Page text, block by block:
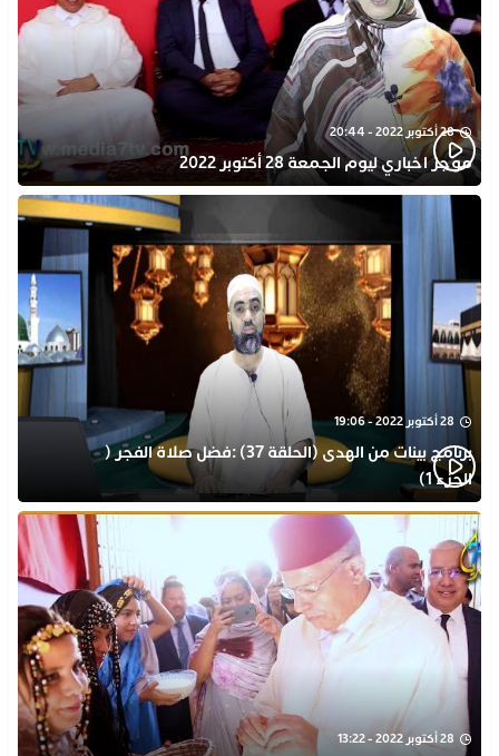
28 أكتوبر 2022 - 20:44
موجز اخباري ليوم الجمعة 28 أكتوبر 2022
28 أكتوبر 2022 - 19:06
برنامج بينات من الهدى (الحلقة 37) :فضل صلاة الفجر (
الجزء 1)
28 أكتوبر 2022 - 13:22